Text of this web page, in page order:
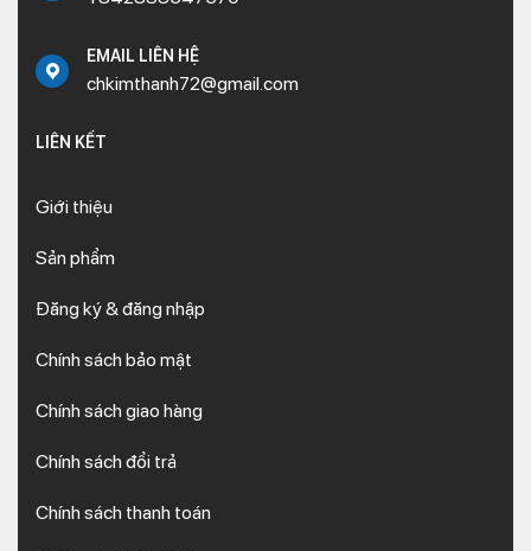
EMAIL LIÊN HỆ
chkimthanh72@gmail.com
LIÊN KẾT
Giới thiệu
Sản phẩm
Đăng ký & đăng nhập
Chính sách bảo mật
Chính sách giao hàng
Chính sách đổi trả
Chính sách thanh toán